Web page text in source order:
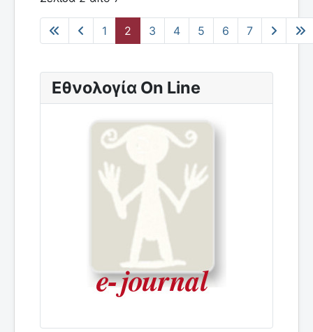
1 2 3 4 5 6 7
Εθνολογία On Line